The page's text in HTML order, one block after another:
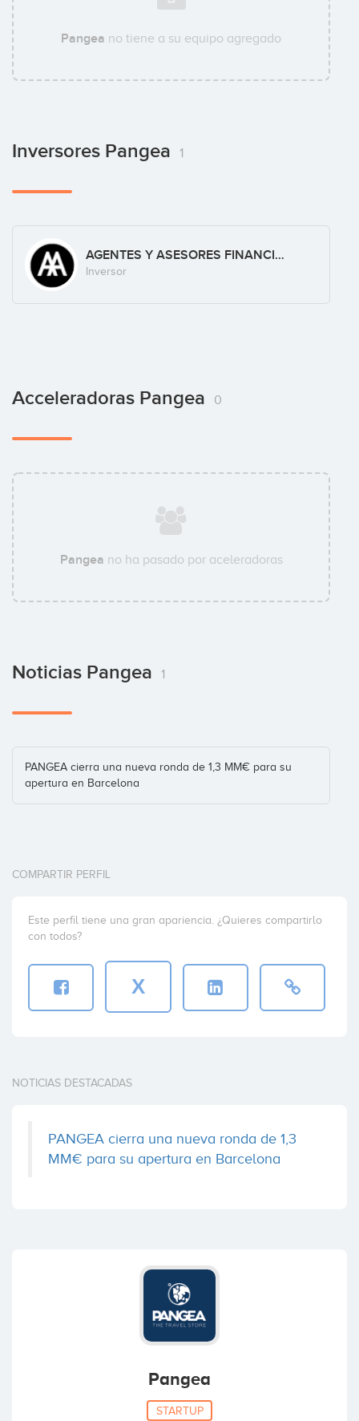
Pangea no tiene a su equipo agregado
Inversores Pangea 1
AGENTES Y ASESORES FINANCIEROS, S.L.
Inversor
Acceleradoras Pangea 0
Pangea no ha pasado por aceleradoras
Noticias Pangea 1
PANGEA cierra una nueva ronda de 1,3 MM€ para su
apertura en Barcelona
COMPARTIR PERFIL
Este perfil tiene una gran apariencia. ¿Quieres compartirlo
con todos?
X
NOTICIAS DESTACADAS
PANGEA cierra una nueva ronda de 1,3
MM€ para su apertura en Barcelona
Pangea
STARTUP